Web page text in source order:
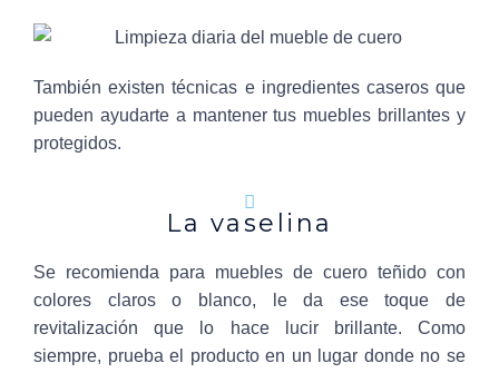
También existen técnicas e ingredientes caseros que
pueden ayudarte a mantener tus muebles brillantes y
protegidos.
La vaselina
Se recomienda para muebles de cuero teñido con
colores claros o blanco, le da ese toque de
revitalización que lo hace lucir brillante. Como
siempre, prueba el producto en un lugar donde no se